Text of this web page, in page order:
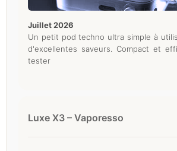
juillet 2026
Un petit pod techno ultra simple à
d'excellentes saveurs. Compact et
tester
Luxe X3 – Vaporesso